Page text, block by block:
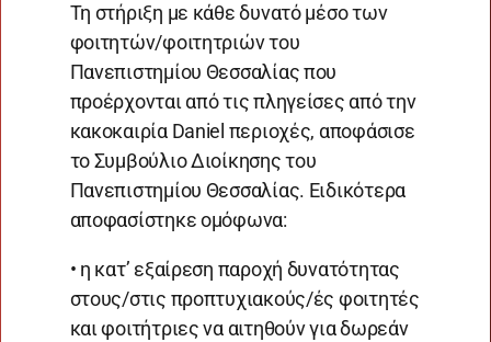
Τη στήριξη με κάθε δυνατό μέσο των
φοιτητών/φοιτητριών του
Πανεπιστημίου Θεσσαλίας που
προέρχονται από τις πληγείσες από την
κακοκαιρία Daniel περιοχές, αποφάσισε
το Συμβούλιο Διοίκησης του
Πανεπιστημίου Θεσσαλίας. Ειδικότερα
αποφασίστηκε ομόφωνα:
• η κατ’ εξαίρεση παροχή δυνατότητας
στους/στις προπτυχιακούς/ές φοιτητές
και φοιτήτριες να αιτηθούν για δωρεάν